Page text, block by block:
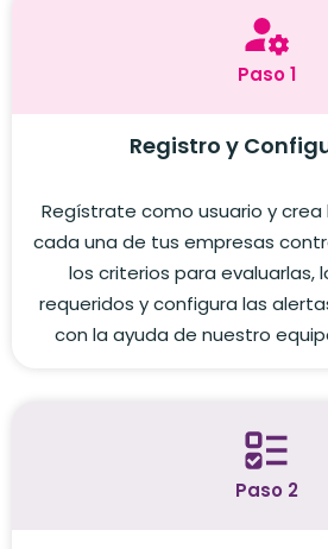
Paso 1
Registro y
Regístrate como usuario y
cada una de tus empresas
los criterios para evaluarlas,
requeridos y configura las
con la ayuda de nuestro
Paso 2